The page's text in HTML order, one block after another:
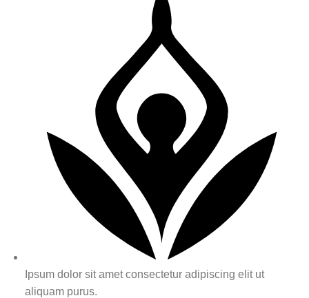
Ipsum dolor sit amet consectetur adipiscing elit ut
aliquam purus.